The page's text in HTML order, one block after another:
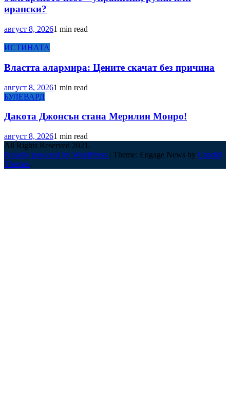
ирански?
август 8, 20261 min read
ИСТИНАТА
Властта алармира: Цените скачат без причина
август 8, 20261 min read
БУЛЕВАРД
Дакота Джонсън стана Мерилин Монро!
август 8, 20261 min read
All Rights Reserved 2021.
Proudly powered by WordPress | Theme: Engage News by Candid
Themes.